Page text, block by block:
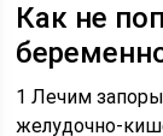
Как не
1 Лечим
желудочно-